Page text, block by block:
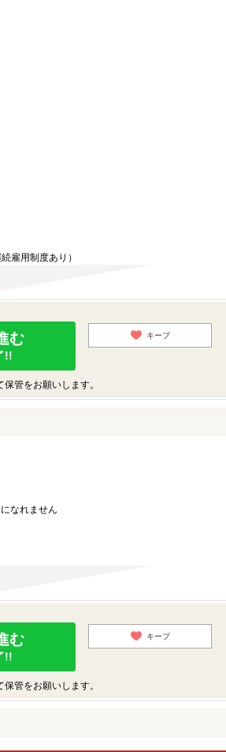
雇用制度あり）
む
!!
キープ
管をお願いします。
なれません
む
!!
キープ
管をお願いします。